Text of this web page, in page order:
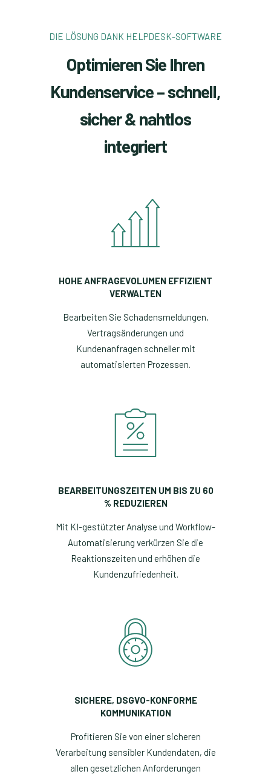
DIE LÖSUNG DANK HELPDESK-SOFTWARE
Optimieren Sie Ihren
Kundenservice – schnell,
sicher & nahtlos
integriert
HOHE ANFRAGEVOLUMEN EFFIZIENT
VERWALTEN
Bearbeiten Sie Schadensmeldungen,
Vertragsänderungen und
Kundenanfragen schneller mit
automatisierten Prozessen.
BEARBEITUNGSZEITEN UM BIS ZU 60
% REDUZIEREN
Mit KI-gestützter Analyse und Workflow-
Automatisierung verkürzen Sie die
Reaktionszeiten und erhöhen die
Kundenzufriedenheit.
SICHERE, DSGVO-KONFORME
KOMMUNIKATION
Profitieren Sie von einer sicheren
Verarbeitung sensibler Kundendaten, die
allen gesetzlichen Anforderungen